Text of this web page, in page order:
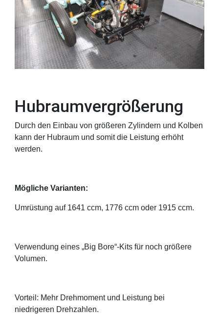
Hubraumvergrößerung
Durch den Einbau von größeren Zylindern und Kolben
kann der Hubraum und somit die Leistung erhöht
werden.
Mögliche Varianten:
Umrüstung auf 1641 ccm, 1776 ccm oder 1915 ccm.
Verwendung eines „Big Bore“-Kits für noch größere
Volumen.
Vorteil: Mehr Drehmoment und Leistung bei
niedrigeren Drehzahlen.